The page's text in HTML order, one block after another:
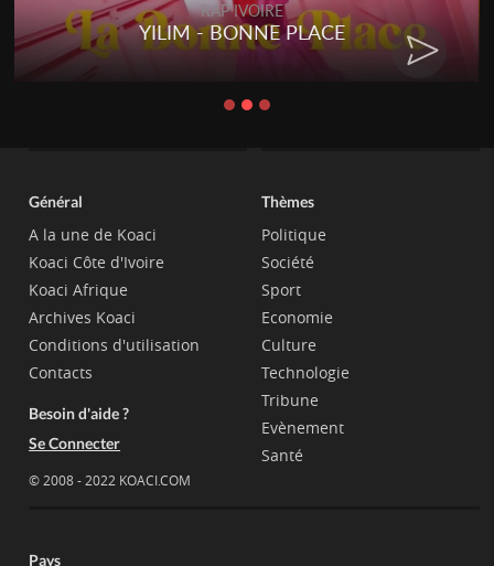
RAP IVOIRE
YILIM - BONNE PLACE
Général
A la une de Koaci
Koaci Côte d'Ivoire
Koaci Afrique
Archives Koaci
Conditions d'utilisation
Contacts
Besoin d'aide ?
Se Connecter
© 2008 - 2022 KOACI.COM
Thèmes
Politique
Société
Sport
Economie
Culture
Technologie
Tribune
Evènement
Santé
Pays